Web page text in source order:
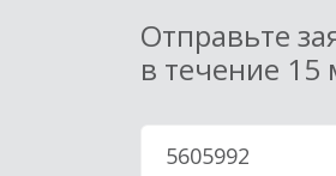
Отправьте
в течение 15